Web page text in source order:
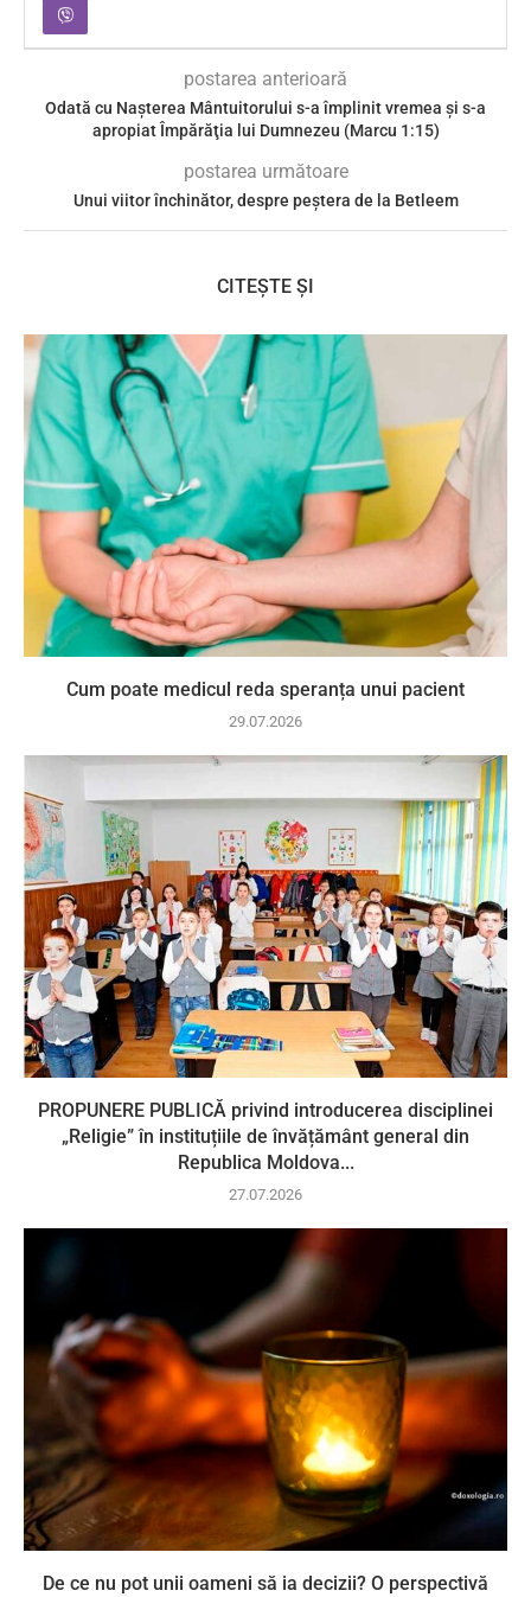
postarea anterioară
Odată cu Nașterea Mântuitorului s-a împlinit vremea şi s-a
apropiat Împărăţia lui Dumnezeu (Marcu 1:15)
postarea următoare
Unui viitor închinător, despre peştera de la Betleem
CITEȘTE ȘI
Cum poate medicul reda speranța unui pacient
29.07.2026
PROPUNERE PUBLICĂ privind introducerea disciplinei
„Religie” în instituțiile de învățământ general din
Republica Moldova...
27.07.2026
De ce nu pot unii oameni să ia decizii? O perspectivă